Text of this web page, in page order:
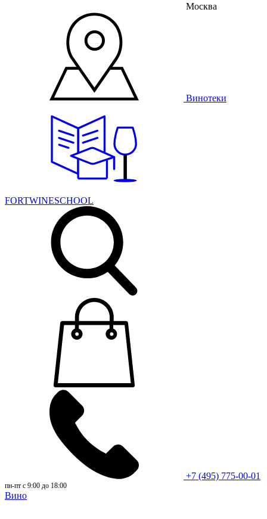
Москва
Винотеки
FORTWINESCHOOL
+7 (495) 775-00-01
пн-пт с 9:00 до 18:00
Вино